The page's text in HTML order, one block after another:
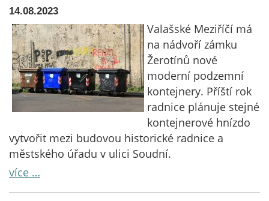
14.08.2023
Valašské Meziříčí má
na nádvoří zámku
Žerotínů nové
moderní podzemní
kontejnery. Příští rok
radnice plánuje stejné
kontejnerové hnízdo
vytvořit mezi budovou historické radnice a
městského úřadu v ulici Soudní.
více …